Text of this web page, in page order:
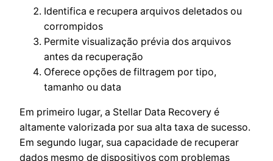
Identifica e recupera arquivos deletados ou
corrompidos
Permite visualização prévia dos arquivos
antes da recuperação
Oferece opções de filtragem por tipo,
tamanho ou data
Em primeiro lugar, a Stellar Data Recovery é
altamente valorizada por sua alta taxa de sucesso.
Em segundo lugar, sua capacidade de recuperar
dados mesmo de dispositivos com problemas